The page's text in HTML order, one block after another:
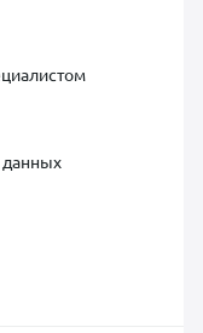
данных